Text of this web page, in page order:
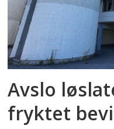
Avslo
fryktet